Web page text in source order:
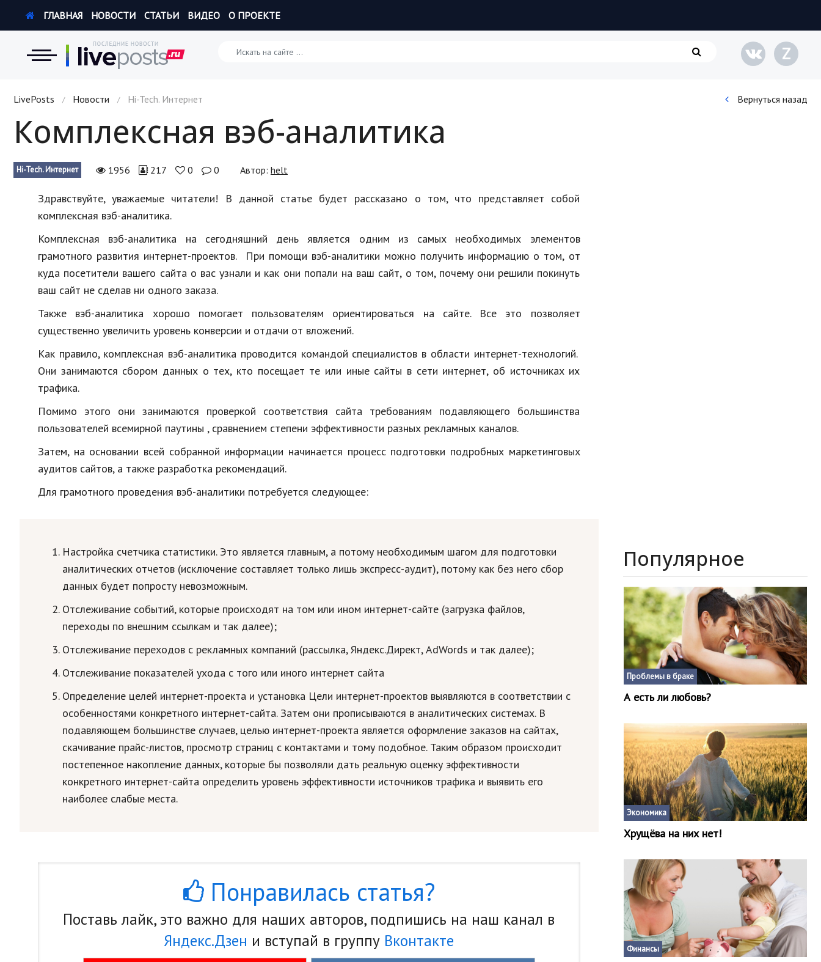
Новости
Экономика
Происшествия
Россия
Наука и техника
Политика
Образование
В мире
Культура
Авто, мото
Спорт
Знаменитости
Обзоры
Авто, мото
Дом и сад
Спорт и фитнес
Психология и отношения
Творчество и рукоделие
Работа и бизнес
Животные
Еда и напитки
Строительство
Культура и общество
Бизнес
Финансы
Природа
Наука и технологии
ГЛАВНАЯ НОВОСТИ СТАТЬИ ВИДЕО О ПРОЕКТЕ
Z
LivePosts / Новости / Hi-Tech. Интернет Вернуться назад
Комплексная вэб-аналитика
Hi-Tech. Интернет 1956 217 0 0 Автор: helt
Здравствуйте, уважаемые читатели! В данной статье будет рассказано о том, что представляет собой
комплексная вэб-аналитика.
Комплексная вэб-аналитика на сегодняшний день является одним из самых необходимых элементов
грамотного развития интернет-проектов. При помощи вэб-аналитики можно получить информацию о том, от
куда посетители вашего сайта о вас узнали и как они попали на ваш сайт, о том, почему они решили покинуть
ваш сайт не сделав ни одного заказа.
Также вэб-аналитика хорошо помогает пользователям ориентироваться на сайте. Все это позволяет
существенно увеличить уровень конверсии и отдачи от вложений.
Как правило, комплексная вэб-аналитика проводится командой специалистов в области интернет-технологий.
Они занимаются сбором данных о тех, кто посещает те или иные сайты в сети интернет, об источниках их
трафика.
Помимо этого они занимаются проверкой соответствия сайта требованиям подавляющего большинства
пользователей всемирной паутины , сравнением степени эффективности разных рекламных каналов.
Затем, на основании всей собранной информации начинается процесс подготовки подробных маркетинговых
аудитов сайтов, а также разработка рекомендаций.
Для грамотного проведения вэб-аналитики потребуется следующее:
Настройка счетчика статистики. Это является главным, а потому необходимым шагом для подготовки
аналитических отчетов (исключение составляет только лишь экспресс-аудит), потому как без него сбор
данных будет попросту невозможным.
Отслеживание событий, которые происходят на том или ином интернет-сайте (загрузка файлов,
переходы по внешним ссылкам и так далее);
Отслеживание переходов с рекламных компаний (рассылка, Яндекс.Директ, AdWords и так далее);
Отслеживание показателей ухода с того или иного интернет сайта
Определение целей интернет-проекта и установка Цели интернет-проектов выявляются в соответствии с
особенностями конкретного интернет-сайта. Затем они прописываются в аналитических системах. В
подавляющем большинстве случаев, целью интернет-проекта является оформление заказов на сайтах,
скачивание прайс-листов, просмотр страниц с контактами и тому подобное. Таким образом происходит
постепенное накопление данных, которые бы позволяли дать реальную оценку эффективности
конкретного интернет-сайта определить уровень эффективности источников трафика и выявить его
наиболее слабые места.
Понравилась статья?
Поставь лайк, это важно для наших авторов, подпишись на наш канал в
Яндекс.Дзен и вступай в группу Вконтакте
Популярное
Проблемы в браке
А есть ли любовь?
Экономика
Хрущёва на них нет!
Финансы